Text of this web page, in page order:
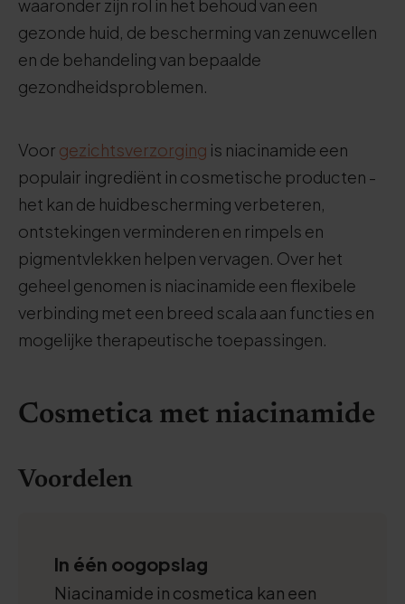
waaronder zijn rol in het behoud van een
gezonde huid, de bescherming van zenuwcellen
en de behandeling van bepaalde
gezondheidsproblemen.
Voor gezichtsverzorging is niacinamide een
populair ingrediënt in cosmetische producten -
het kan de huidbescherming verbeteren,
ontstekingen verminderen en rimpels en
pigmentvlekken helpen vervagen. Over het
geheel genomen is niacinamide een flexibele
verbinding met een breed scala aan functies en
mogelijke therapeutische toepassingen.
Cosmetica met niacinamide
Voordelen
In één oogopslag
Niacinamide in cosmetica kan een